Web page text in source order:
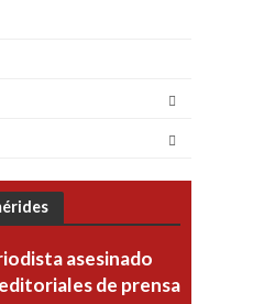
asesinado
de prensa